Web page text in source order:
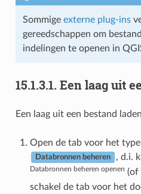
Sommige externe plug-ins
gereedschappen om
indelingen te openen in
15.1.3.1. Een laag uit
Een laag uit een bestand
Open de tab voor het
Databronnen beheren , d.i.
Databronnen beheren openen (of
schakel de tab voor het